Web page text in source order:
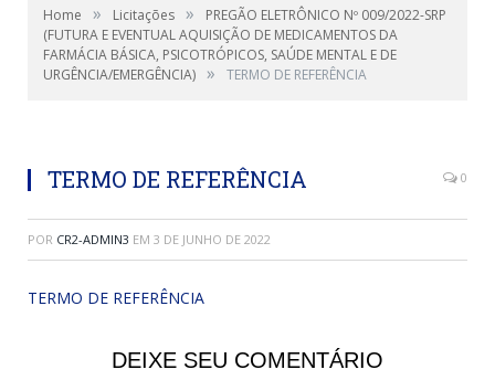
Home » Licitações »
PREGÃO ELETRÔNICO Nº 009/2022-SRP
(FUTURA E EVENTUAL AQUISIÇÃO DE MEDICAMENTOS DA
FARMÁCIA BÁSICA, PSICOTRÓPICOS, SAÚDE MENTAL E DE
URGÊNCIA/EMERGÊNCIA) » TERMO DE REFERÊNCIA
TERMO DE REFERÊNCIA 0
POR CR2-ADMIN3 EM 3 DE JUNHO DE 2022
TERMO DE REFERÊNCIA
DEIXE SEU COMENTÁRIO